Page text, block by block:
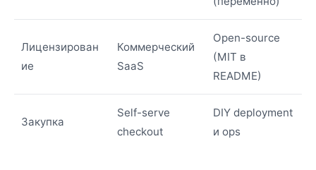
Лицензирован
ие
Коммерческий
SaaS
Open-source
(MIT в
README)
Закупка
Self-serve
checkout
DIY deployment
и ops